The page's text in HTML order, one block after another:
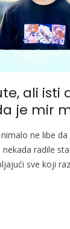
ali isti
je mir
ne libe
radile
sve koji